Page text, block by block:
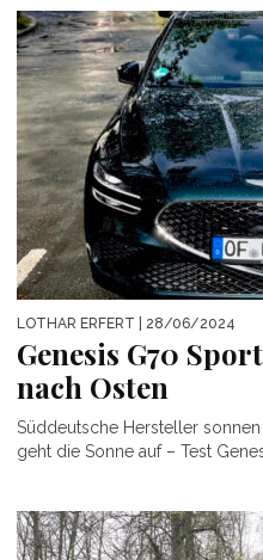
LOTHAR ERFERT | 28/06/2024
Genesis G70
nach Osten
Süddeutsche Hersteller
geht die Sonne auf – Test